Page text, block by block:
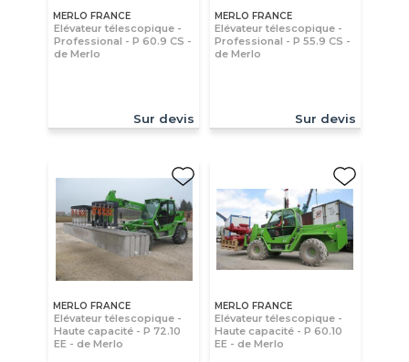
MERLO FRANCE
Elévateur télescopique -
Professional - P 60.9 CS -
de Merlo
Sur devis
MERLO FRANCE
Elévateur télescopique -
Professional - P 55.9 CS -
de Merlo
Sur devis
MERLO FRANCE
Elévateur télescopique -
Haute capacité - P 72.10
EE - de Merlo
MERLO FRANCE
Elévateur télescopique -
Haute capacité - P 60.10
EE - de Merlo